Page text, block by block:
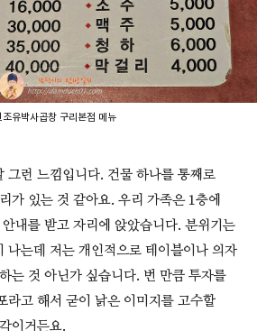
조유박사곱창 구리본점 메뉴
그런 느낌입니다. 건물 하나를 통째로
가 있는 것 같아요. 우리 가족은 1층에
내를 받고 자리에 앉았습니다. 분위기는
나는데 저는 개인적으로 테이블이나 의자
는 것 아닌가 싶습니다. 번 만큼 투자를
라고 해서 굳이 낡은 이미지를 고수할
이거든요.